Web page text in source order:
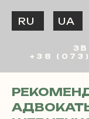
+38
UA
RU